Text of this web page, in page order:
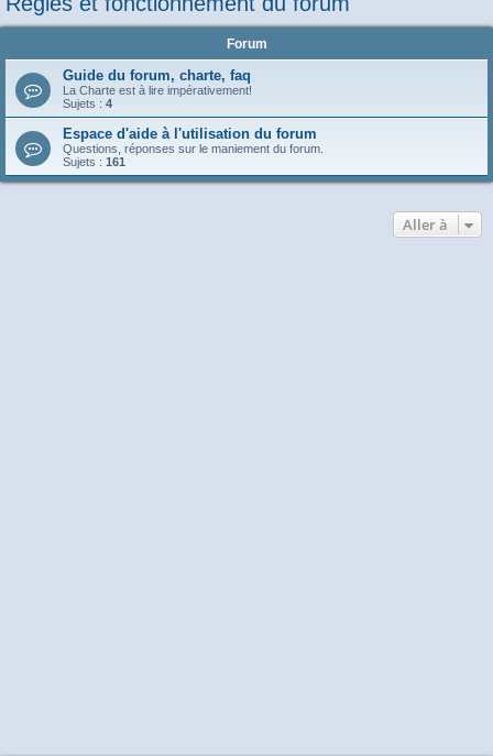
Forum
Guide du forum, charte, faq
La Charte est à lire impérativement!
Sujets : 4
Espace d'aide à l'utilisation du forum
Questions, réponses sur le maniement du forum.
Sujets : 161
Aller à